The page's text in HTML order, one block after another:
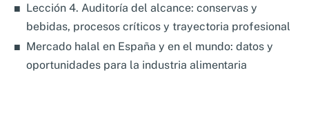
Lección 4. Auditoría del alcance: conservas y
bebidas, procesos críticos y trayectoria profesional
Mercado halal en España y en el mundo: datos y
oportunidades para la industria alimentaria